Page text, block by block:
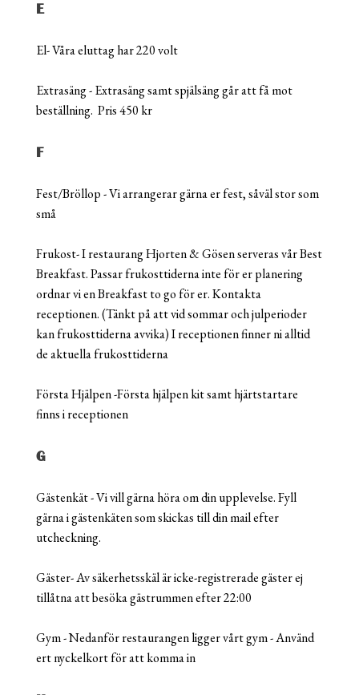
E
El- Våra eluttag har 220 volt
Extrasäng - Extrasäng samt spjälsäng går att få mot
beställning. Pris 450 kr
F
Fest/Bröllop - Vi arrangerar gärna er fest, såväl stor som
små
Frukost- I restaurang Hjorten & Gösen serveras vår Best
Breakfast. Passar frukosttiderna inte för er planering
ordnar vi en Breakfast to go för er. Kontakta
receptionen. (Tänkt på att vid sommar och julperioder
kan frukosttiderna avvika) I receptionen finner ni alltid
de aktuella frukosttiderna
Första Hjälpen -Första hjälpen kit samt hjärtstartare
finns i receptionen
G
Gästenkät - Vi vill gärna höra om din upplevelse. Fyll
gärna i gästenkäten som skickas till din mail efter
utcheckning.
Gäster- Av säkerhetsskäl är icke-registrerade gäster ej
tillåtna att besöka gästrummen efter 22:00
Gym - Nedanför restaurangen ligger vårt gym - Använd
ert nyckelkort för att komma in